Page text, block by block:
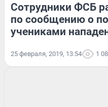
Сотрудники ФСБ
по сообщению о
учениками
25 февраля, 2019, 13:54 1